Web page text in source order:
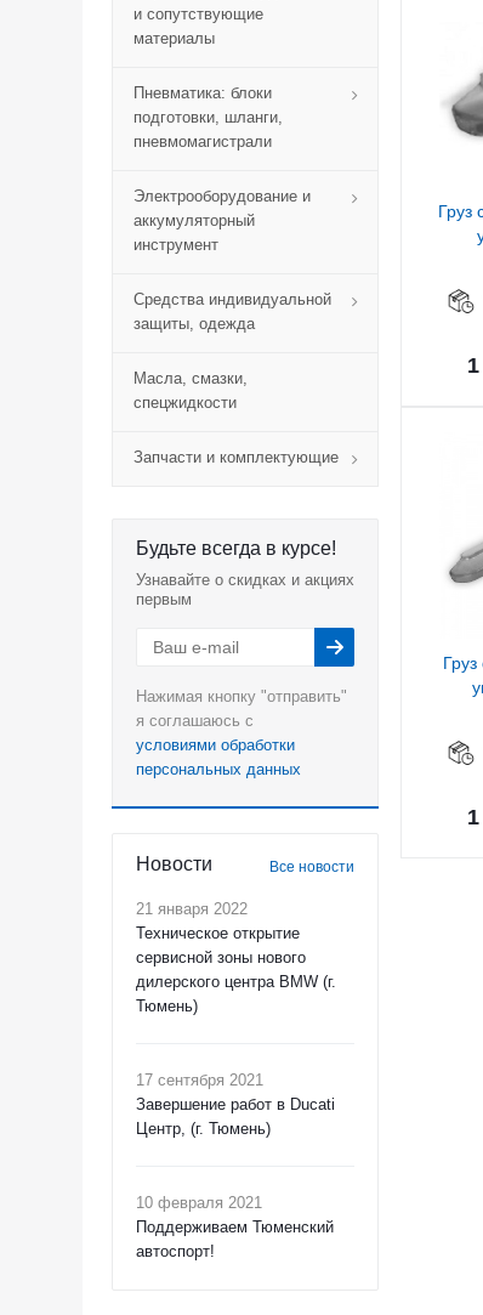
и сопутствующие
материалы
Пневматика: блоки
подготовки, шланги,
пневмомагистрали
Электрооборудование и
аккумуляторный
инструмент
Средства индивидуальной
защиты, одежда
Масла, смазки,
спецжидкости
Запчасти и комплектующие
Будьте всегда в курсе!
Узнавайте о скидках и акциях
первым
Нажимая кнопку "отправить"
я соглашаюсь с
условиями обработки
персональных данных
Новости Все новости
21 января 2022
Техническое открытие
сервисной зоны нового
дилерского центра BMW (г.
Тюмень)
17 сентября 2021
Завершение работ в Ducati
Центр, (г. Тюмень)
10 февраля 2021
Поддерживаем Тюменский
автоспорт!
Груз